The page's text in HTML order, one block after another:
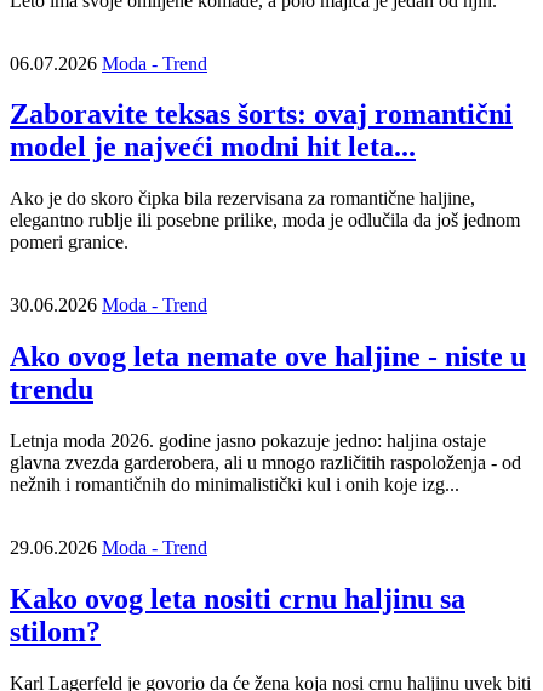
06.07.2026 Moda - Trend
Zaboravite teksas šorts: ovaj romantični
model je najveći modni hit leta...
Ako je do skoro čipka bila rezervisana za romantične haljine,
elegantno rublje ili posebne prilike, moda je odlučila da još jednom
pomeri granice.
30.06.2026 Moda - Trend
Ako ovog leta nemate ove haljine - niste u
trendu
Letnja moda 2026. godine jasno pokazuje jedno: haljina ostaje
glavna zvezda garderobera, ali u mnogo različitih raspoloženja - od
nežnih i romantičnih do minimalistički kul i onih koje izg...
29.06.2026 Moda - Trend
Kako ovog leta nositi crnu haljinu sa
stilom?
Karl Lagerfeld je govorio da će žena koja nosi crnu haljinu uvek biti